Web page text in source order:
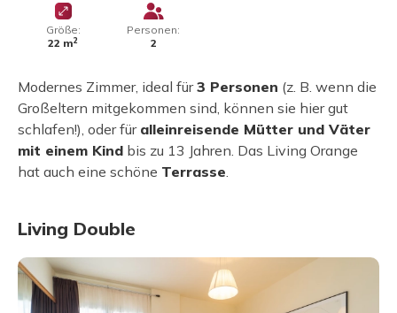
Größe:
22 m2
Personen:
2
Modernes Zimmer, ideal für3 Personen (z. B. wenn die
Großeltern mitgekommen sind, können sie hier gut
schlafen!), oder für alleinreisende Mütter und Väter
mit einem Kind bis zu 13 Jahren. Das Living Orange
hat auch eine schöne Terrasse.
Living Double